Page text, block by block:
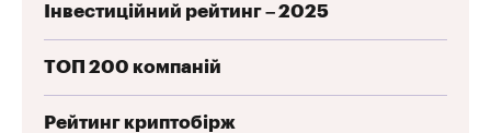
Інвестиційний рейтинг – 2025
ТОП 200 компаній
Рейтинг криптобірж